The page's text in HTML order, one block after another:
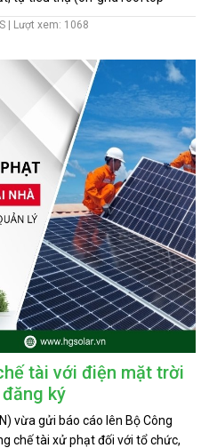
| Lượt xem: 1068
tài với điện mặt trời
ký
vừa gửi báo cáo lên Bộ Công
chế tài xử phạt đối với tổ chức,